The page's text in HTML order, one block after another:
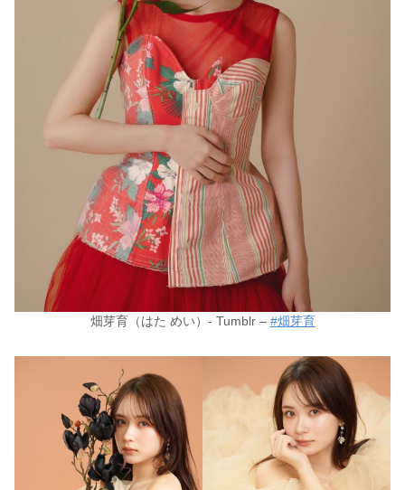
畑芽育（はた めい）- Tumblr – #畑芽育